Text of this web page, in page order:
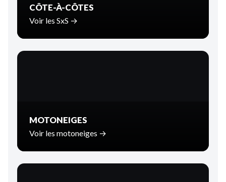
CÔTE-À-CÔTES
Voir les SxS →
MOTONEIGES
Voir les motoneiges →